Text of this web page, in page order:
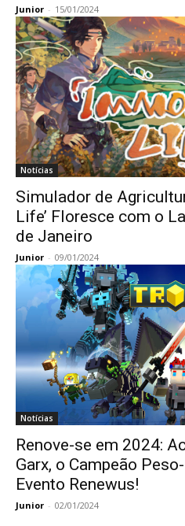
Junior - 15/01/2024
Notícias
Simulador de
Life’ Floresce com o
de Janeiro
Junior - 09/01/2024
Notícias
Renove-se em 2024:
Garx, o Campeão
Evento Renewus!
Junior - 02/01/2024